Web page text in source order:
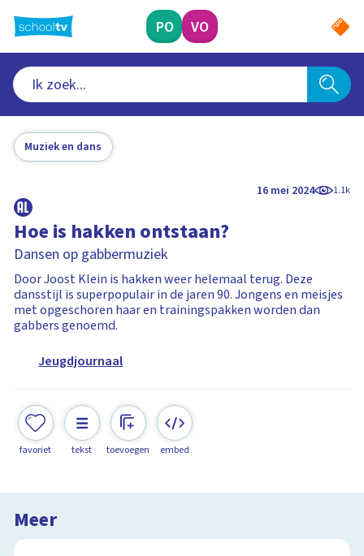
naar
hoofdinhoud
PO VO
Muziek en dans
16 mei 2024 1.1k
Hoe is hakken ontstaan?
Dansen op gabbermuziek
Door Joost Klein is hakken weer helemaal terug. Deze
dansstijl is superpopulair in de jaren 90. Jongens en meisjes
met opgeschoren haar en trainingspakken worden dan
gabbers genoemd.
Jeugdjournaal
favoriet tekst toevoegen embed
Meer